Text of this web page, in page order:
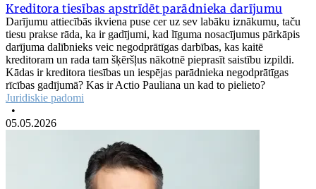
Kreditora tiesības apstrīdēt parādnieka darījumu
Darījumu attiecībās ikviena puse cer uz sev labāku iznākumu, taču
tiesu prakse rāda, ka ir gadījumi, kad līguma nosacījumus pārkāpis
darījuma dalībnieks veic negodprātīgas darbības, kas kaitē
kreditoram un rada tam šķēršļus nākotnē pieprasīt saistību izpildi.
Kādas ir kreditora tiesības un iespējas parādnieka negodprātīgas
rīcības gadījumā? Kas ir Actio Pauliana un kad to pielieto?
Juridiskie padomi
•
05.05.2026